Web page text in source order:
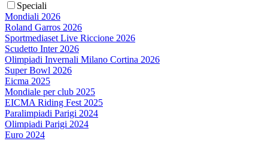
Speciali
Mondiali 2026
Roland Garros 2026
Sportmediaset Live Riccione 2026
Scudetto Inter 2026
Olimpiadi Invernali Milano Cortina 2026
Super Bowl 2026
Eicma 2025
Mondiale per club 2025
EICMA Riding Fest 2025
Paralimpiadi Parigi 2024
Olimpiadi Parigi 2024
Euro 2024